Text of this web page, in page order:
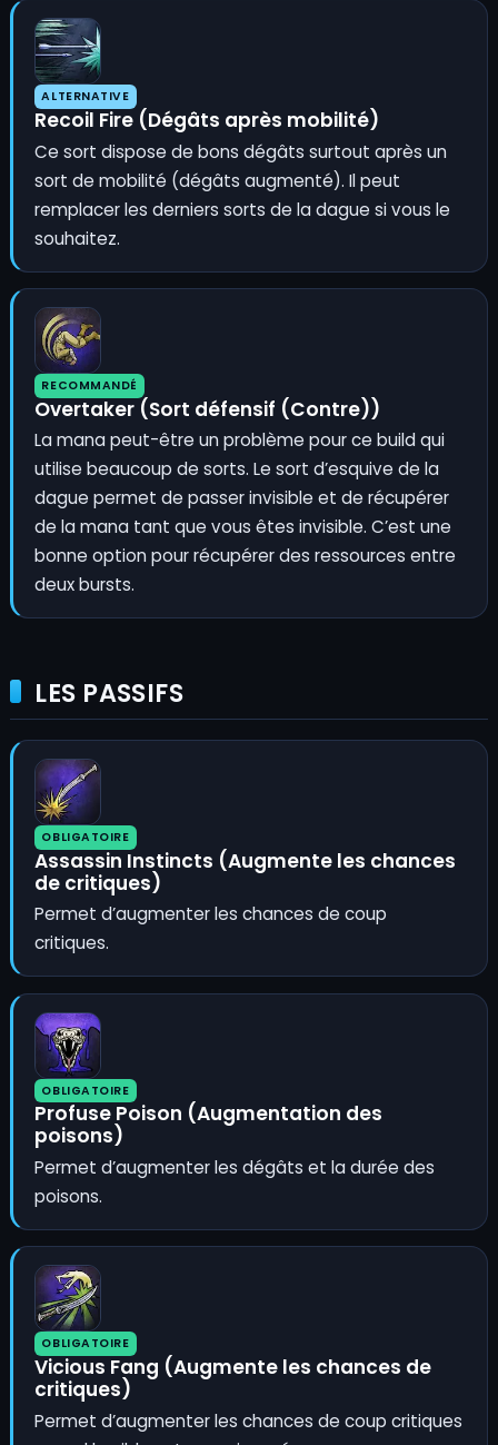
ALTERNATIVE
Recoil Fire (Dégâts après mobilité)
Ce sort dispose de bons dégâts surtout après un
sort de mobilité (dégâts augmenté). Il peut
remplacer les derniers sorts de la dague si vous le
souhaitez.
RECOMMANDÉ
Overtaker (Sort défensif (Contre))
La mana peut-être un problème pour ce build qui
utilise beaucoup de sorts. Le sort d’esquive de la
dague permet de passer invisible et de récupérer
de la mana tant que vous êtes invisible. C’est une
bonne option pour récupérer des ressources entre
deux bursts.
LES PASSIFS
OBLIGATOIRE
Assassin Instincts (Augmente les chances
de critiques)
Permet d’augmenter les chances de coup
critiques.
OBLIGATOIRE
Profuse Poison (Augmentation des
poisons)
Permet d’augmenter les dégâts et la durée des
poisons.
OBLIGATOIRE
Vicious Fang (Augmente les chances de
critiques)
Permet d’augmenter les chances de coup critiques